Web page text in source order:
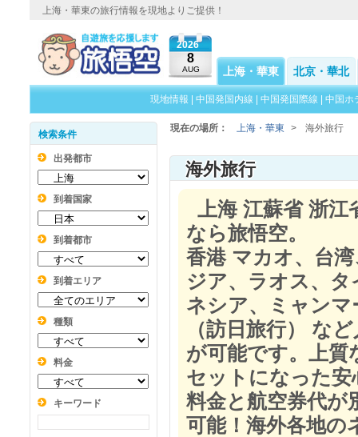
上海・華東の旅行情報を現地よりご提供！
2026
8
AUG 上海・華東 北京・華北
現地情報 中国発国内線 中国発国際線 中国ホ
検索条件
出発都市
到着国家
到着都市
到着エリア
種類
料金
キーワード
現在の場所： 上海・華東 > 海外旅行
海外旅行
上海 江蘇省 浙江
なら旅悟空。
香港 マカオ、台
ジア、ラオス、
ネシア、ミャン
（訪日旅行） な
が可能です。上質
セットになった
料金と航空券代が
可能！海外各地の